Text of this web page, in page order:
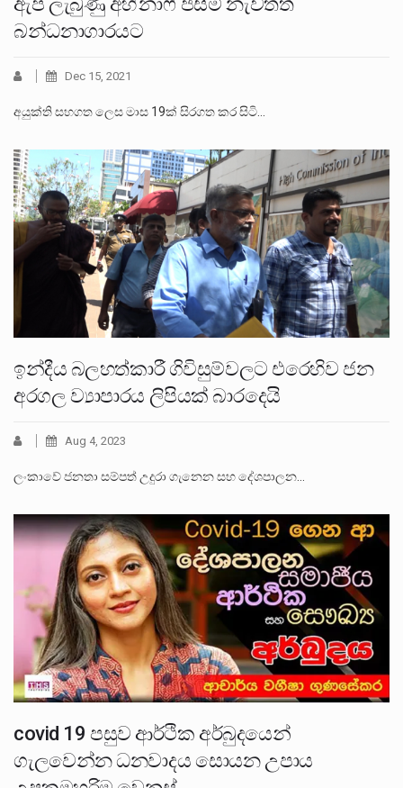
බන්ධනාගාරයට
Dec 15, 2021
අයුක්ති සහගත ලෙස මාස 19ක් සිරගත කර සිටි…
ඉන්දීය බලහත්කාරී ගිවිසුම්වලට එරෙහිව ජන
අරගල ව්‍යාපාරය ලිපියක් බාරදෙයි
Aug 4, 2023
ලංකාවේ ජනතා සම්පත් උදුරා ගැනෙන සහ දේශපාලන…
covid 19 පසුව ආර්ථික අර්බුදයෙන්
ගැලවෙන්න ධනවාදය සොයන උපාය